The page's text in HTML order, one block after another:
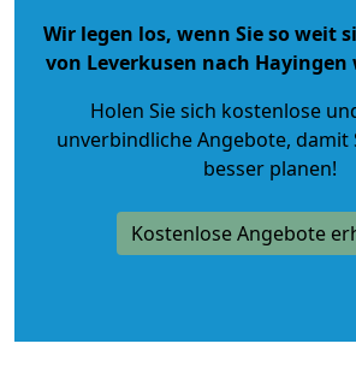
Wir legen los, wenn Sie so weit
von Leverkusen nach Hayingen
Holen Sie sich kostenlose
unverbindliche Angebote, damit
besser planen!
Kostenlose Angebote